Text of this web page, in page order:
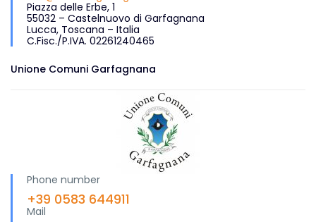
Dislivello:
Quota Massima:
Periodo Consigliato:
Piazza delle Erbe, 1
55032 – Castelnuovo di Garfagnana
Lucca, Toscana – Italia
C.Fisc./P.IVA. 02261240465
Unione Comuni Garfagnana
Phone number
+39 0583 644911
Mail